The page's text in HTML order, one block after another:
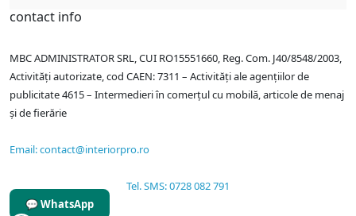
contact info
MBC ADMINISTRATOR SRL, CUI RO15551660, Reg. Com. J40/8548/2003,
Activități autorizate, cod CAEN: 7311 – Activități ale agențiilor de
publicitate 4615 – Intermedieri în comerțul cu mobilă, articole de menaj
și de fierărie
Email: contact@interiorpro.ro
Tel. SMS: 0728 082 791
💬 WhatsApp